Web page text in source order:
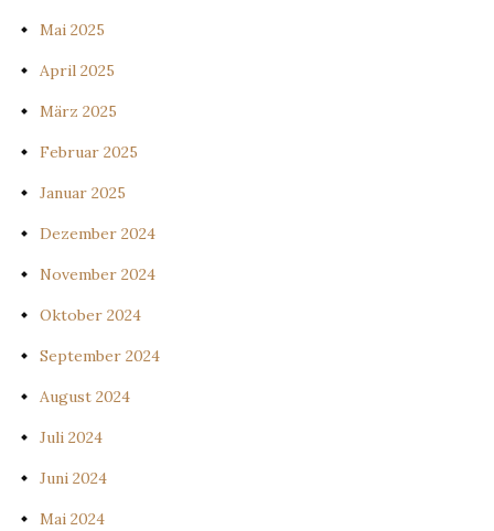
Mai 2025
April 2025
März 2025
Februar 2025
Januar 2025
Dezember 2024
November 2024
Oktober 2024
September 2024
August 2024
Juli 2024
Juni 2024
Mai 2024